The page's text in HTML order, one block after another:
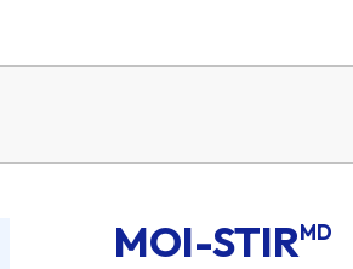
MOI-STIRMD